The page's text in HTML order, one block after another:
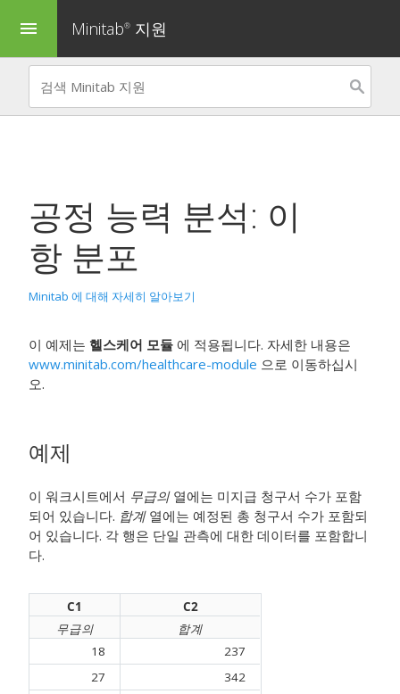
menu Minitab® 지원
공정 능력 분석: 이
항 분포
Minitab 에 대해 자세히 알아보기
이 예제는 헬스케어 모듈 에 적용됩니다. 자세한 내용은
www.minitab.com/healthcare-module 으로 이동하십시
오.
예제
이 워크시트에서 무급의열에는 미지급 청구서 수가 포함
되어 있습니다. 합계열에는 예정된 총 청구서 수가 포함되
어 있습니다. 각 행은 단일 관측에 대한 데이터를 포함합니
다.
C1
C2
무급의
합계
18
237
27
342